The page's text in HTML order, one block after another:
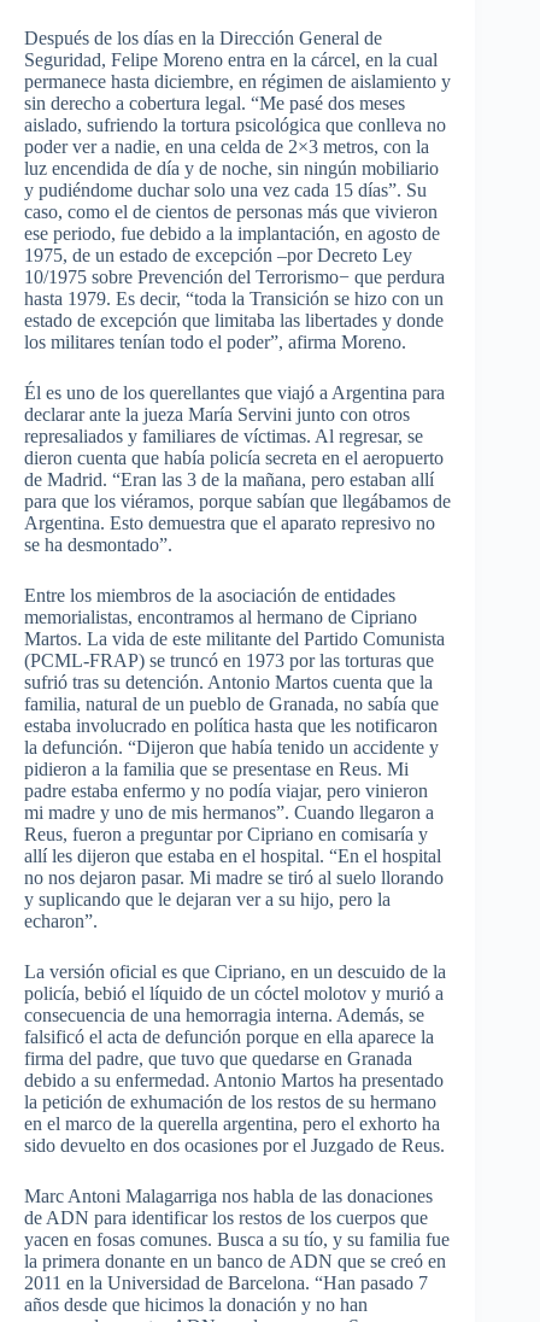
Después de los días en la Dirección General de
Seguridad, Felipe Moreno entra en la cárcel, en la cual
permanece hasta diciembre, en régimen de aislamiento y
sin derecho a cobertura legal. “Me pasé dos meses
aislado, sufriendo la tortura psicológica que conlleva no
poder ver a nadie, en una celda de 2×3 metros, con la
luz encendida de día y de noche, sin ningún mobiliario
y pudiéndome duchar solo una vez cada 15 días”. Su
caso, como el de cientos de personas más que vivieron
ese periodo, fue debido a la implantación, en agosto de
1975, de un estado de excepción –por Decreto Ley
10/1975 sobre Prevención del Terrorismo− que perdura
hasta 1979. Es decir, “toda la Transición se hizo con un
estado de excepción que limitaba las libertades y donde
los militares tenían todo el poder”, afirma Moreno.
Él es uno de los querellantes que viajó a Argentina para
declarar ante la jueza María Servini junto con otros
represaliados y familiares de víctimas. Al regresar, se
dieron cuenta que había policía secreta en el aeropuerto
de Madrid. “Eran las 3 de la mañana, pero estaban allí
para que los viéramos, porque sabían que llegábamos de
Argentina. Esto demuestra que el aparato represivo no
se ha desmontado”.
Entre los miembros de la asociación de entidades
memorialistas, encontramos al hermano de Cipriano
Martos. La vida de este militante del Partido Comunista
(PCML-FRAP) se truncó en 1973 por las torturas que
sufrió tras su detención. Antonio Martos cuenta que la
familia, natural de un pueblo de Granada, no sabía que
estaba involucrado en política hasta que les notificaron
la defunción. “Dijeron que había tenido un accidente y
pidieron a la familia que se presentase en Reus. Mi
padre estaba enfermo y no podía viajar, pero vinieron
mi madre y uno de mis hermanos”. Cuando llegaron a
Reus, fueron a preguntar por Cipriano en comisaría y
allí les dijeron que estaba en el hospital. “En el hospital
no nos dejaron pasar. Mi madre se tiró al suelo llorando
y suplicando que le dejaran ver a su hijo, pero la
echaron”.
La versión oficial es que Cipriano, en un descuido de la
policía, bebió el líquido de un cóctel molotov y murió a
consecuencia de una hemorragia interna. Además, se
falsificó el acta de defunción porque en ella aparece la
firma del padre, que tuvo que quedarse en Granada
debido a su enfermedad. Antonio Martos ha presentado
la petición de exhumación de los restos de su hermano
en el marco de la querella argentina, pero el exhorto ha
sido devuelto en dos ocasiones por el Juzgado de Reus.
Marc Antoni Malagarriga nos habla de las donaciones
de ADN para identificar los restos de los cuerpos que
yacen en fosas comunes. Busca a su tío, y su familia fue
la primera donante en un banco de ADN que se creó en
2011 en la Universidad de Barcelona. “Han pasado 7
años desde que hicimos la donación y no han